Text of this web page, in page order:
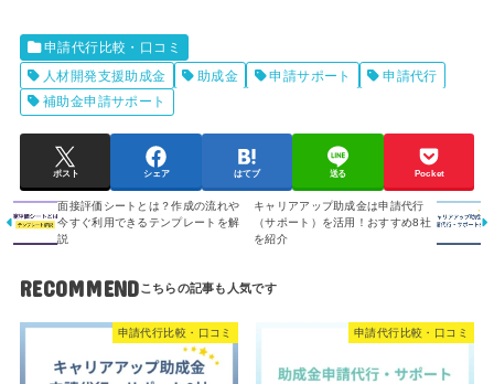
申請代行比較・口コミ
人材開発支援助成金
助成金 申請サポート
申請代行
補助金申請サポート
ポスト シェア はてブ 送る Pocket
面接評価シートとは？作成の流れや
今すぐ利用できるテンプレートを解
説
キャリアアップ助成金は申請代行
（サポート）を活用！おすすめ8社
を紹介
RECOMMEND
申請代行比較・口コミ 申請代行比較・口コミ